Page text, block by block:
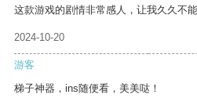
这款游戏的剧情非常感人，让我久久不能
2024-10-20
游客
梯子神器，ins随便看，美美哒！